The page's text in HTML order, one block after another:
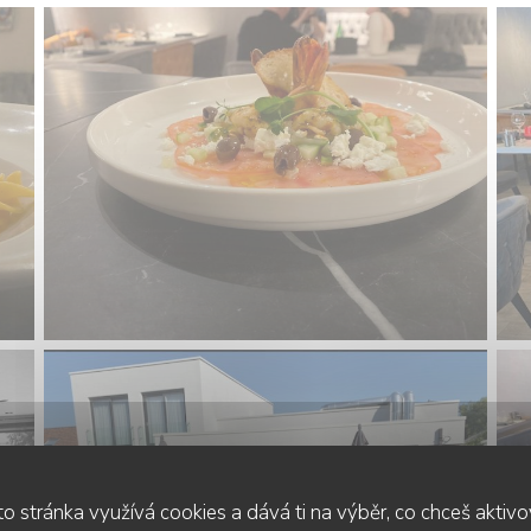
stránka využívá cookies a dává ti na výběr, co chceš